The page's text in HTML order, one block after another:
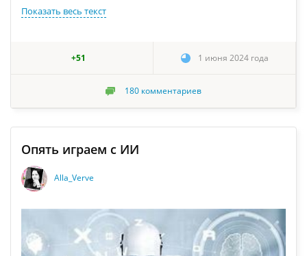
Показать весь текст
+51 1 июня 2024 года
180 комментариев
Опять играем с ИИ
Alla_Verve